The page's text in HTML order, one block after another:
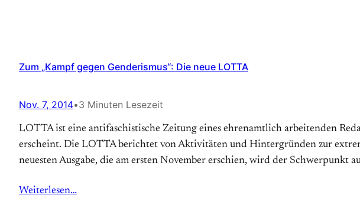
Zum „Kampf gegen Genderismus“: Die neue LOTTA
Nov. 7, 2014•3 Minuten Lesezeit
LOTTA ist eine antifaschistische Zeitung eines ehrenamtlich arbeitenden
erscheint. Die LOTTA berichtet von Aktivitäten und Hintergründen zur
neuesten Ausgabe, die am ersten November erschien, wird der Schwerpunkt
Weiterlesen…